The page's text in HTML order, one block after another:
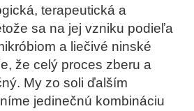
terapeutická a
sa na jej vzniku podieľa
a liečivé ninské
že celý proces zberu a
My zo soli ďalším
jedinečnú kombináciu